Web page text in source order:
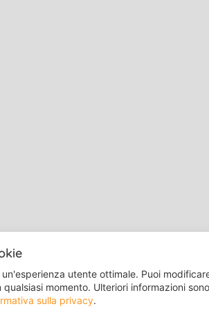
linguistici inglese
spagnolo
linguistici francese
linguistici tedesco
utente ottimale. Puoi
momento. Ulteriori informazioni sono
sulla privacy.